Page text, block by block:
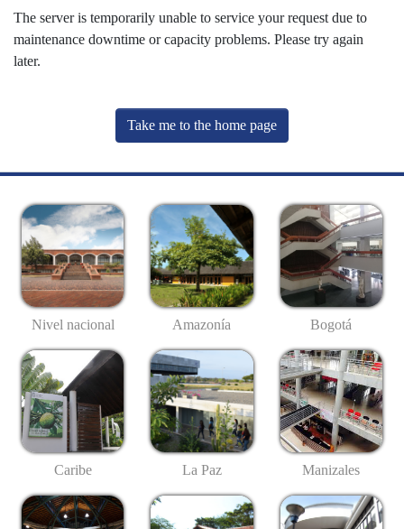
The server is temporarily unable to service your request due to
maintenance downtime or capacity problems. Please try again
later.
Take me to the home page
Nivel nacional Amazonía Bogotá
Caribe La Paz Manizales